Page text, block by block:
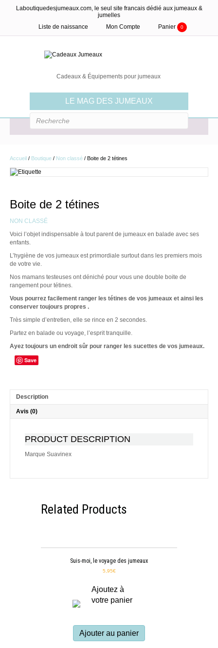
Laboutiquedesjumeaux.com, le seul site francais dédié aux jumeaux &
jumelles
Liste de naissance
Mon Compte Panier 0
Cadeaux & Équipements pour jumeaux
LE MAG DES JUMEAUX
Accueil / Boutique / Non classé / Boite de 2 tétines
Boite de 2 tétines
NON CLASSÉ
Voici l’objet indispensable à tout parent de jumeaux en balade avec ses
enfants.
L’hygiène de vos jumeaux est primordiale surtout dans les premiers mois
de votre vie.
Nos mamans testeuses ont déniché pour vous une double boite de
rangement pour tétines.
Vous pourrez facilement ranger les tétines de vos jumeaux et ainsi les
conserver toujours propres .
Très simple d’entretien, elle se rince en 2 secondes.
Partez en balade ou voyage, l’esprit tranquille.
Ayez toujours un endroit sûr pour ranger les sucettes de vos jumeaux.
Save
Description
Avis (0)
PRODUCT DESCRIPTION
Marque Suavinex
Related Products
Suis-moi, le voyage des jumeaux
5,95€
Ajoutez à
votre panier
Ajouter au panier